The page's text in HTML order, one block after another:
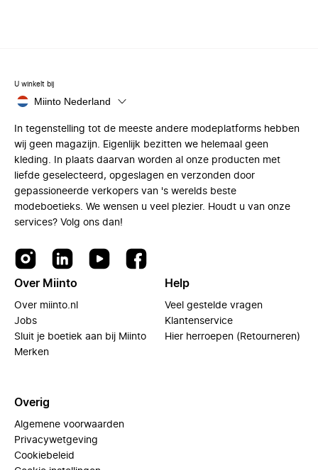
U winkelt bij
Miinto Nederland
In tegenstelling tot de meeste andere modeplatforms hebben
wij geen magazijn. Eigenlijk bezitten we helemaal geen
kleding. In plaats daarvan worden al onze producten met
liefde geselecteerd, opgeslagen en verzonden door
gepassioneerde verkopers van 's werelds beste
modeboetieks. We wensen u veel plezier. Houdt u van onze
services? Volg ons dan!
Over Miinto
Over miinto.nl
Jobs
Sluit je boetiek aan bij Miinto
Merken
Help
Veel gestelde vragen
Klantenservice
Hier herroepen (Retourneren)
Overig
Algemene voorwaarden
Privacywetgeving
Cookiebeleid